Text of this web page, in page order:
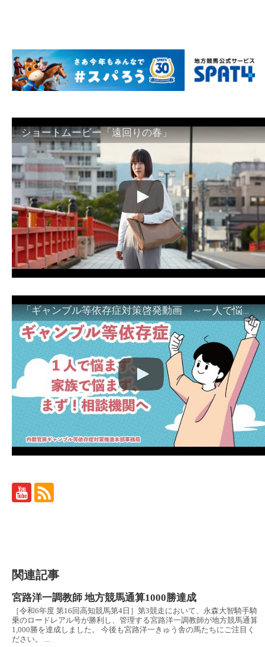
ショートムービー「遠回りの春」
「ギャンブル等依存症対策啓発動画 ～一人で悩まず、家族で悩まず、まず！相談機関へ～」
関連記事
宮路洋一調教師 地方競馬通算1000勝達成
［令和6年度 第16回高知競馬第4日］第3競走において、永森大智騎手騎
乗のロードレアル号が勝利し、管理する宮路洋一調教師が地方競馬通算
1,000勝を達成しました。 今後も宮路洋一きゅう舎の馬たちにご注目く
ださい。 ...